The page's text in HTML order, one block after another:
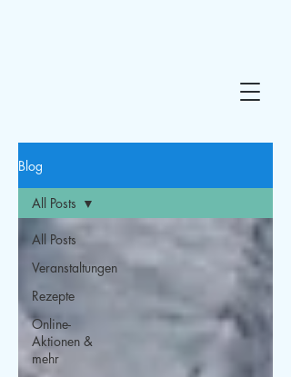
Blog
All Posts
Veranstaltungen
Rezepte
Online-
Aktionen &
mehr
All Posts